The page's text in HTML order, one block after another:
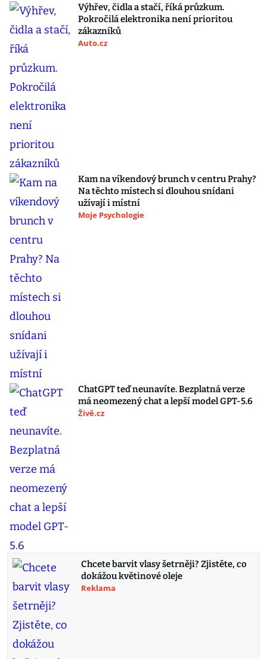
Výhřev, čidla a stačí, říká průzkum.
Pokročilá elektronika není prioritou
zákazníků
Auto.cz
Kam na víkendový brunch v centru Prahy?
Na těchto místech si dlouhou snídani
užívají i místní
Moje Psychologie
ChatGPT teď neunavíte. Bezplatná verze
má neomezený chat a lepší model GPT-5.6
Živě.cz
Chcete barvit vlasy šetrněji? Zjistěte, co
dokážou květinové oleje
Reklama